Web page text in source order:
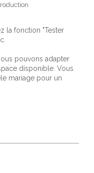
la fonction "Tester
pouvons adapter
disponible. Vous
mariage pour un